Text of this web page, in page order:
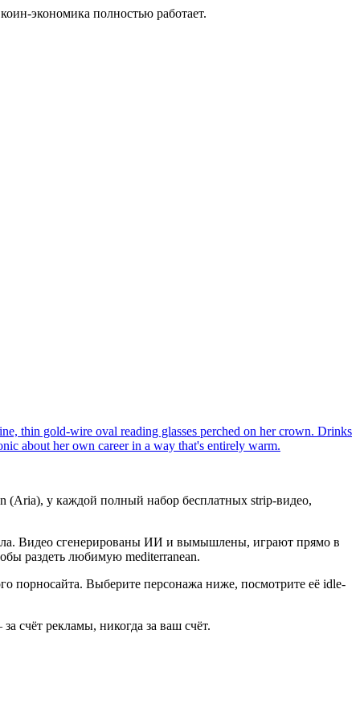
экономика полностью работает.
thin gold-wire oval reading glasses perched on her crown. Drinks
about her own career in a way that's entirely warm.
(Aria), у каждой полный набор бесплатных strip-видео,
Видео сгенерированы ИИ и вымышлены, играют прямо в
раздеть любимую mediterranean.
порносайта. Выберите персонажа ниже, посмотрите её idle-
счёт рекламы, никогда за ваш счёт.